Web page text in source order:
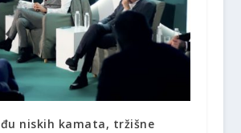
niskih kamata, tržišne